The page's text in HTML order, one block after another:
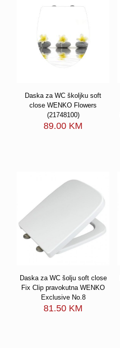
Daska za WC školjku soft
close WENKO Flowers
(21748100)
89.00 KM
Daska za WC šolju soft close
Fix Clip pravokutna WENKO
Exclusive No.8
81.50 KM